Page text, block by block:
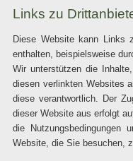
Links zu
Diese Website kann Links
enthalten, beispielsweise
Wir unterstützen die
diesen verlinkten Websites
diese verantwortlich. Der
dieser Website aus erfolgt
die Nutzungsbedingungen
Website, die Sie besuchen,